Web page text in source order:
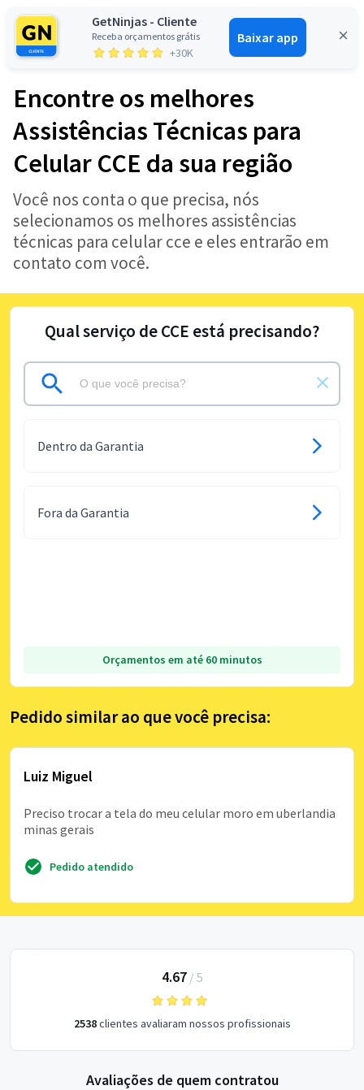
GetNinjas - Cliente
Receba orçamentos grátis
+30K
Baixar app
Entrar
Encontre os melhores
Assistências Técnicas para
Celular CCE da sua região
Você nos conta o que precisa, nós
selecionamos os melhores assistências
técnicas para celular cce e eles entrarão em
contato com você.
Qual serviço de CCE está precisando?
Dentro da Garantia
Fora da Garantia
Orçamentos em até 60 minutos
Pedido similar ao que você precisa:
Luiz Miguel
Preciso trocar a tela do meu celular moro em uberlandia
minas gerais
Pedido atendido
4.67/ 5
2538clientes avaliaram nossos profissionais
Avaliações de quem contratou